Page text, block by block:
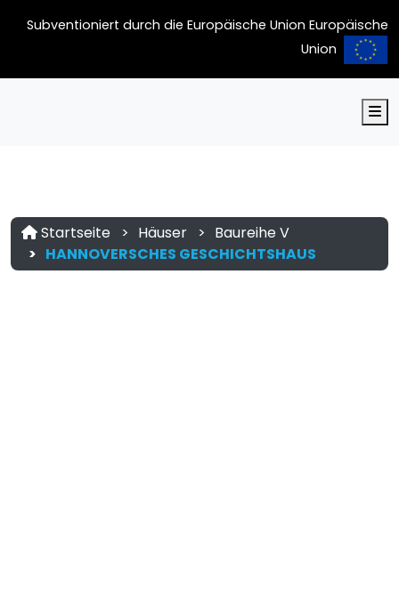
Subventioniert durch die Europäische Union Europäische
Union
Startseite Häuser
Baureihe V
HANNOVERSCHES GESCHICHTSHAUS